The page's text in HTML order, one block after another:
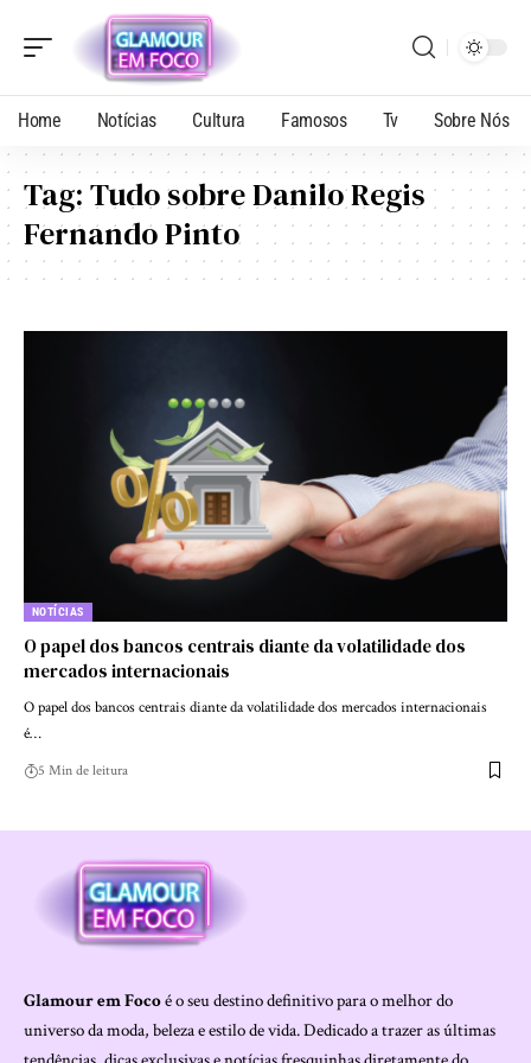
Home Notícias Cultura Famosos Tv Sobre Nós
Tag:Tudo sobre Danilo Regis
Fernando Pinto
NOTÍCIAS
O papel dos bancos centrais diante da volatilidade dos
mercados internacionais
O papel dos bancos centrais diante da volatilidade dos mercados internacionais
é…
5 Min de leitura
Glamour em Focoé o seu destino definitivo para o melhor do
universo da moda, beleza e estilo de vida. Dedicado a trazer as últimas